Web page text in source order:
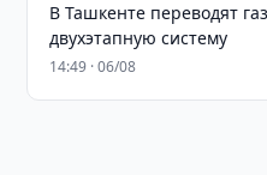
В Ташкенте переводят
двухэтапную систему
14:49 · 06/08